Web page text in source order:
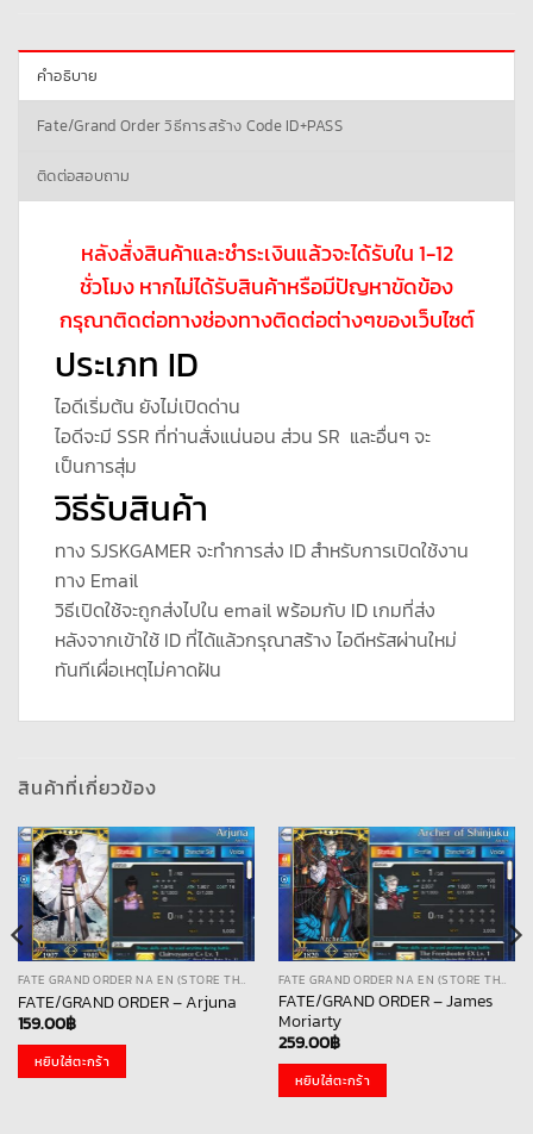
คำอธิบาย
Fate/Grand Order วิธีการสร้าง Code ID+PASS
ติดต่อสอบถาม
หลังสั่งสินค้าและชำระเงินแล้วจะได้รับใน 1-12
ชั่วโมง หากไม่ได้รับสินค้าหรือมีปัญหาขัดข้อง
กรุณาติดต่อทางช่องทางติดต่อต่างๆของเว็บไซต์
ประเภท ID
ไอดีเริ่มต้น ยังไม่เปิดด่าน
ไอดีจะมี SSR ที่ท่านสั่งแน่นอน ส่วน SR และอื่นๆ จะ
เป็นการสุ่ม
วิธีรับสินค้า
ทาง SJSKGAMER จะทำการส่ง ID สำหรับการเปิดใช้งาน
ทาง Email
วิธีเปิดใช้จะถูกส่งไปใน email พร้อมกับ ID เกมที่ส่ง
หลังจากเข้าใช้ ID ที่ได้แล้วกรุณาสร้าง ไอดีหรัสผ่านใหม่
ทันทีเผื่อเหตุไม่คาดฝัน
สินค้าที่เกี่ยวข้อง
FATE GRAND ORDER NA EN (STORE THAI)
FATE/GRAND ORDER – Arjuna
159.00฿
หยิบใส่ตะกร้า
FATE GRAND ORDER NA EN (STORE THAI)
FATE/GRAND ORDER – James
Moriarty
259.00฿
หยิบใส่ตะกร้า